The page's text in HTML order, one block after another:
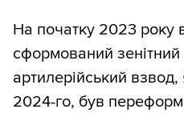
На початку 2023 року
сформований зенітний
артилерійський взвод,
2024-го, був